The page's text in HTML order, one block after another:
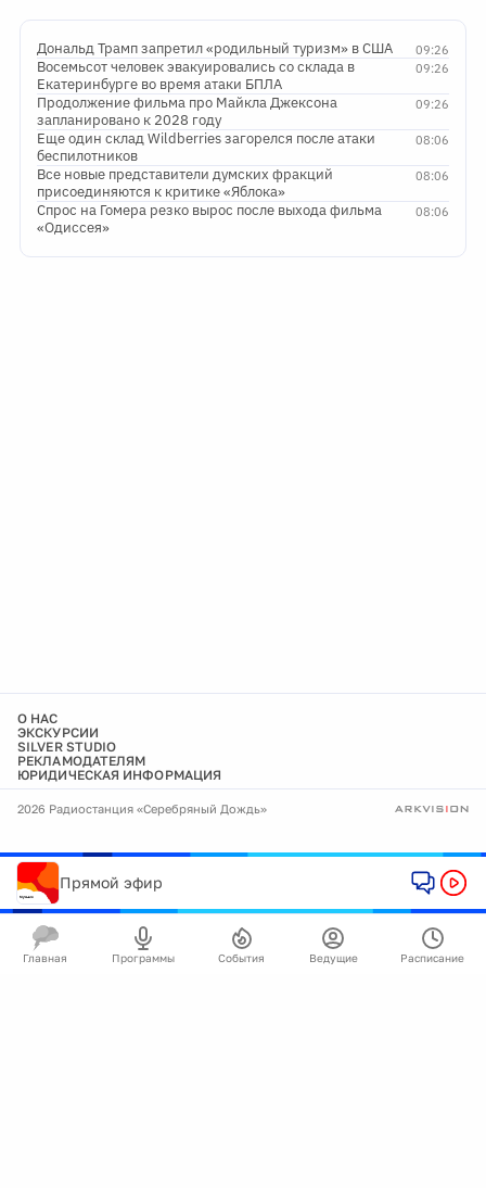
09:26
Дональд Трамп запретил «родильный туризм» в США
09:26
Восемьсот человек эвакуировались со склада в
Екатеринбурге во время атаки БПЛА
09:26
Продолжение фильма про Майкла Джексона
запланировано к 2028 году
08:06
Еще один склад Wildberries загорелся после атаки
беспилотников
08:06
Все новые представители думских фракций
присоединяются к критике «Яблока»
08:06
Спрос на Гомера резко вырос после выхода фильма
«Одиссея»
О НАС
ЭКСКУРСИИ
SILVER STUDIO
РЕКЛАМОДАТЕЛЯМ
ЮРИДИЧЕСКАЯ ИНФОРМАЦИЯ
2026 Радиостанция «Серебряный Дождь»
Прямой эфир
Главная Программы События Ведущие Расписание